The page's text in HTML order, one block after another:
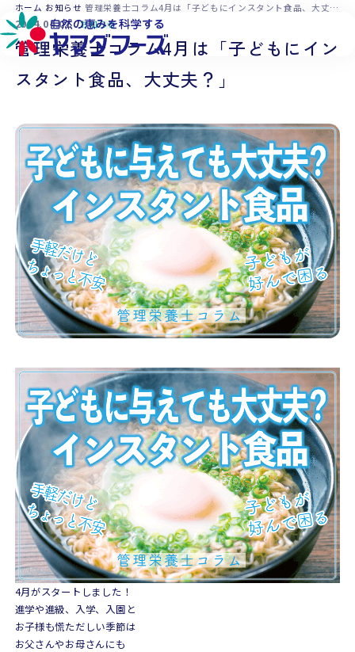
本文へ移動
ホーム お知らせ 管理栄養士コラム4月は「子どもにインスタント食品、大丈夫？」
2024.04.01 お知らせ
管理栄養士コラム4月は「子どもにイン
スタント食品、大丈夫？」
4月がスタートしました！
進学や進級、入学、入園と
お子様も慌ただしい季節は
お父さんやお母さんにも